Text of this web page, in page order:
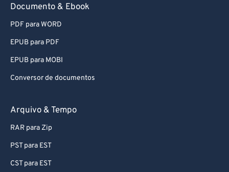
Documento & Ebook
PDF para WORD
EPUB para PDF
EPUB para MOBI
Conversor de documentos
Arquivo & Tempo
RAR para Zip
PST para EST
CST para EST